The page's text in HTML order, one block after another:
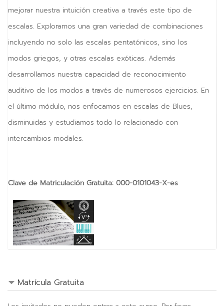
VKTV
vTalk
vKonnect
vKontact
mejorar nuestra intuición creativa a través este tipo de
escalas. Exploramos una gran variedad de combinaciones
incluyendo no solo las escalas pentatónicos, sino los
modos griegos, y otras escalas exóticas. Además
desarrollamos nuestra capacidad de reconocimiento
auditivo de los modos a través de numerosos ejercicios. En
el último módulo, nos enfocamos en escalas de Blues,
disminuidas y estudiamos todo lo relacionado con
intercambios modales.
Clave de Matriculación Gratuita: 000-0101043-X-es
Matrícula Gratuita